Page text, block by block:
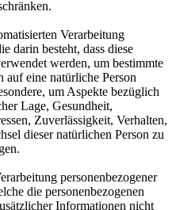
Verarbeitung
darin besteht, dass diese
werden, um bestimmte
auf eine natürliche Person
um Aspekte bezüglich
Lage, Gesundheit,
Zuverlässigkeit, Verhalten,
dieser natürlichen Person zu
personenbezogener
die personenbezogenen
Informationen nicht